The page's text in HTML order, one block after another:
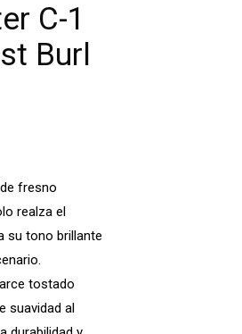
C-1
Burl
fresno
realza el
su tono brillante
tostado
suavidad al